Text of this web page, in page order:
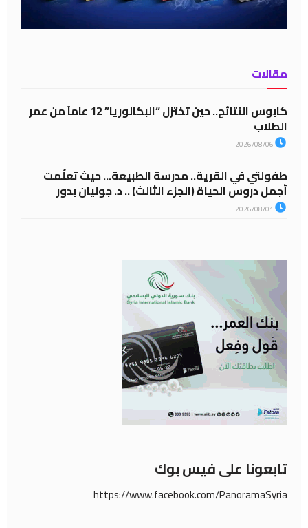
مقالات
كابوس النتائج.. حين تختزل “البكالوريا” 12 عاماً من عمر
الطلاب
طفولتي في القرية.. مدرسة الطبيعة… حيث تعلّمت
أجمل دروس الحياة (الجزء الثالث) .. د. جوليان بدور
تابعونا على فيس بوك
https://www.facebook.com/PanoramaSyria